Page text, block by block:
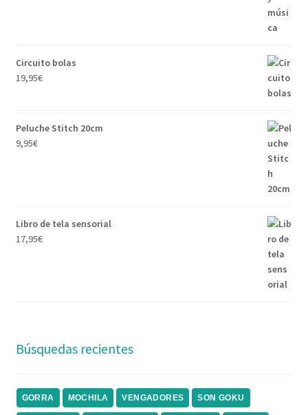
Circuito bolas
19,95€
Peluche Stitch 20cm
9,95€
Libro de tela sensorial
17,95€
Búsquedas recientes
GORRA MOCHILA VENGADORES SON GOKU